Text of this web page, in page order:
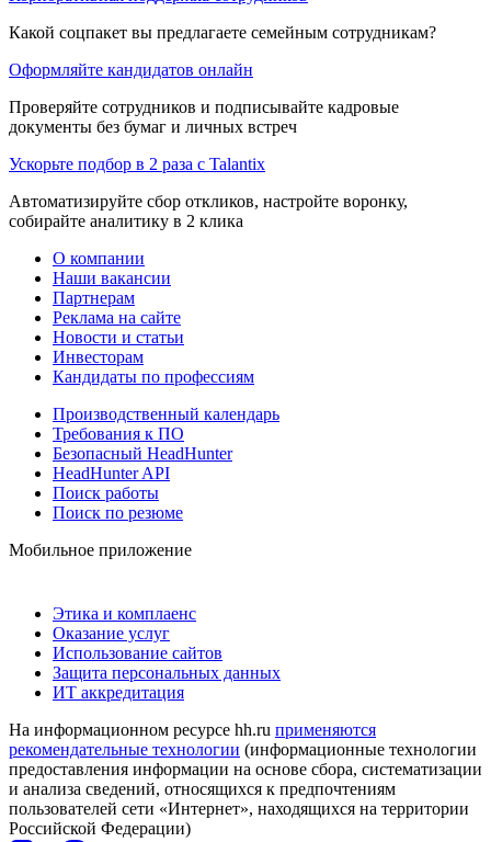
Какой соцпакет вы предлагаете семейным сотрудникам?
Оформляйте кандидатов онлайн
Проверяйте сотрудников и подписывайте кадровые
документы без бумаг и личных встреч
Ускорьте подбор в 2 раза с Talantix
Автоматизируйте сбор откликов, настройте воронку,
собирайте аналитику в 2 клика
О компании
Наши вакансии
Партнерам
Реклама на сайте
Новости и статьи
Инвесторам
Кандидаты по профессиям
Производственный календарь
Требования к ПО
Безопасный HeadHunter
HeadHunter API
Поиск работы
Поиск по резюме
Мобильное приложение
Этика и комплаенс
Оказание услуг
Использование сайтов
Защита персональных данных
ИТ аккредитация
На информационном ресурсе hh.ru применяются
рекомендательные технологии (информационные технологии
предоставления информации на основе сбора, систематизации
и анализа сведений, относящихся к предпочтениям
пользователей сети «Интернет», находящихся на территории
Российской Федерации)